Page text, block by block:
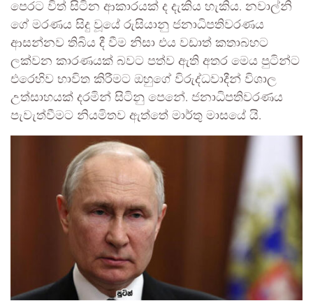
පෙරට විත් සිටින ආකාරයක් ද දැකිය හැකිය. නවාල්නි
ගේ මරණය සිදු වූයේ රුසියානු ජනාධිපතිවරණය
ආසන්නව තිබිය දී වීම නිසා එය වඩාත් කතාබහට
ලක්වන කාරණයක් බවට පත්ව ඇති අතර මෙය පුටින්ට
එරෙහිව භාවිත කිරීමට ඔහුගේ විරුද්ධවාදීන් විශාල
උත්සාහයක් දරමින් සිටිනු පෙනේ. ජනාධිපතිවරණය
පැවැත්වීමට නියමිතව ඇත්තේ මාර්තු මාසයේ යි.